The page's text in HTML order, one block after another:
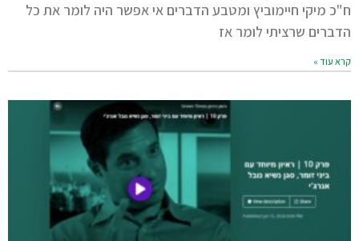
ח"כ מיקי חיימוביץ ומטבע הדברים אי אפשר היה לומר את כל
הדברים שרציתי לומר אז
קרא עוד »